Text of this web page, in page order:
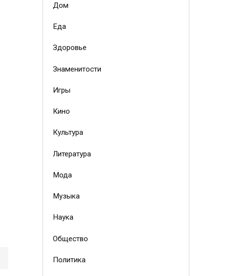
Дом
Еда
Здоровье
Знаменитости
Игры
Кино
Культура
Литература
Мода
Музыка
Наука
Общество
Политика